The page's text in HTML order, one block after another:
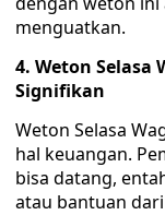
menguatkan.
4. Weton Selasa
Signifikan
Weton Selasa
hal keuangan.
bisa datang,
atau bantuan